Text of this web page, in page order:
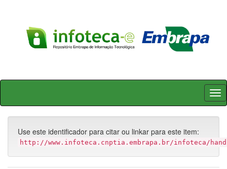
Skip
Use este identificador para citar ou linkar para este item:
http://www.infoteca.cnptia.embrapa.br/infoteca/